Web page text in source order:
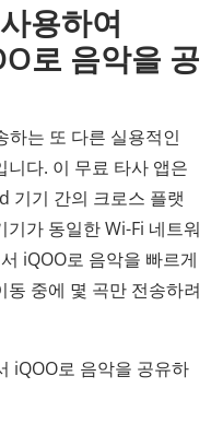
용하여
로 음악을 공
는 또 다른 실용적인
니다. 이 무료 타사 앱은
기기 간의 크로스 플랫
가 동일한 Wi-Fi 네트워
iQOO로 음악을 빠르게
중에 몇 곡만 전송하려
iQOO로 음악을 공유하